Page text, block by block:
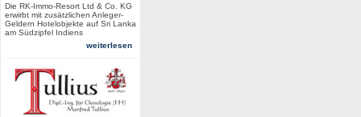
Die RK-Immo-Resort Ltd & Co. KG
erwirbt mit zusätzlichen Anleger-
Geldern Hotelobjekte auf Sri Lanka
am Südzipfel Indiens
weiterlesen